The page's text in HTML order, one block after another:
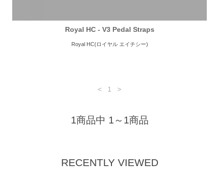
Royal HC - V3 Pedal Straps
Royal HC(ロイヤル エイチシー)
< 1 >
1商品中 1～1商品
RECENTLY VIEWED